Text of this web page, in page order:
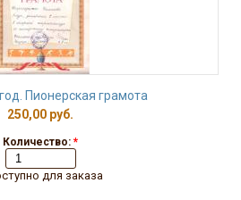
Пионерская грамота
250,00 руб.
Количество: *
для заказа